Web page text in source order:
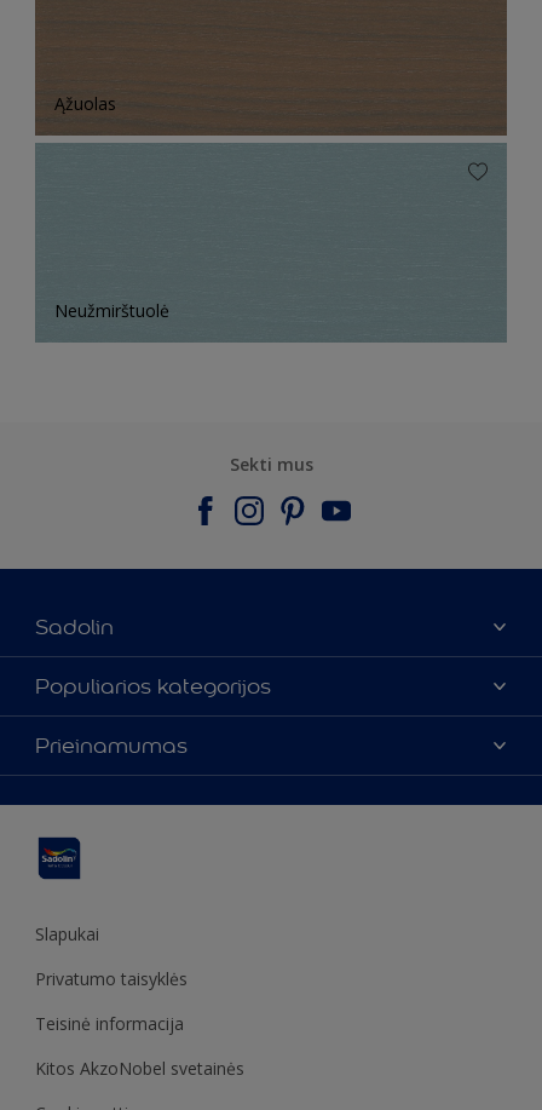
Ąžuolas
Neužmirštuolė
Sekti mus
Sadolin
Apie mus
Susisiekti su mumis
Rasti parduotuvę
Populiarios kategorijos
Spalvos
Produktai
Įkvėpimas
Dekoravimo patarimai
Sadolin Metų spalva
Prieinamumas
Slapukai
Privatumo taisyklės
Teisinė informacija
Kitos AkzoNobel svetainės